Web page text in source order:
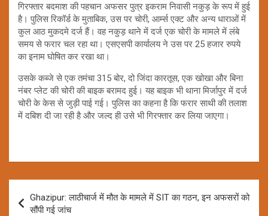
गिरफ्तार बदमाश की पहचान अफसर पुत्र इकराम निवासी नकुड़ के रूप में हुई
है। पुलिस रिकॉर्ड के मुताबिक, उस पर चोरी, आर्म्स एक्ट और अन्य धाराओं में
कुल आठ मुकदमे दर्ज हैं। वह नकुड़ थाने में दर्ज एक चोरी के मामले में लंबे
समय से फरार चल रहा था। एसएसपी कार्यालय ने उस पर 25 हजार रुपये
का इनाम घोषित कर रखा था।
उसके कब्जे से एक तमंचा 315 बोर, दो जिंदा कारतूस, एक खोखा और बिना
नंबर प्लेट की चोरी की बाइक बरामद हुई। यह बाइक भी थाना मिर्जापुर में दर्ज
चोरी के केस से जुड़ी पाई गई। पुलिस का कहना है कि फरार साथी की तलाश
में दबिश दी जा रही है और जल्द ही उसे भी गिरफ्तार कर लिया जाएगा।
navigation
Ghazipur: लाठीचार्ज में मौत के मामले में SIT का गठन, इन अफसरों को
सौंपी गई जांच